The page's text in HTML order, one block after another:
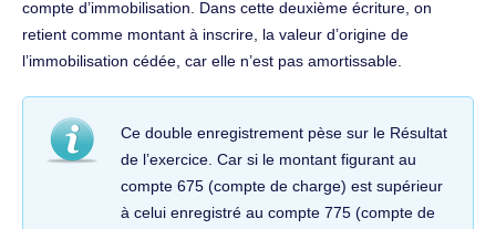
compte d’immobilisation. Dans cette deuxième écriture, on
retient comme montant à inscrire, la valeur d’origine de
l’immobilisation cédée, car elle n’est pas amortissable.
Ce double enregistrement pèse sur le Résultat
de l’exercice. Car si le montant figurant au
compte 675 (compte de charge) est supérieur
à celui enregistré au compte 775 (compte de